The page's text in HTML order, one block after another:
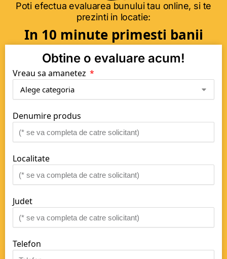
Poti efectua evaluarea bunului tau online, si te
prezinti in locatie:
In 10 minute primesti banii
Obtine o evaluare acum!
Vreau sa amanetez
Denumire produs
Localitate
Judet
Telefon